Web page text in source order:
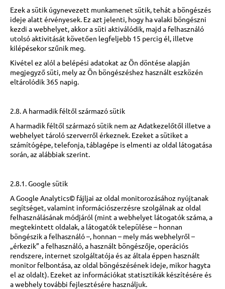
Ezek a sütik úgynevezett munkamenet sütik, tehát a böngészés
ideje alatt érvényesek. Ez azt jelenti, hogy ha valaki böngészni
kezdi a webhelyet, akkor a süti aktiválódik, majd a felhasználó
utolsó aktivitását követően legfeljebb 15 percig él, illetve
kilépésekor szűnik meg.
Kivétel ez alól a belépési adatokat az Ön döntése alapján
megjegyző süti, mely az Ön böngészéshez használt eszközén
eltárolódik 365 napig.
2.8. A harmadik féltől származó sütik
A harmadik féltől származó sütik nem az Adatkezelőtől illetve a
webhelyet tároló szerverről érkeznek. Ezeket a sütiket a
számítógépe, telefonja, táblagépe is elmenti az oldal látogatása
során, az alábbiak szerint.
2.8.1. Google sütik
A Google Analytics© fájljai az oldal monitorozásához nyújtanak
segítséget, valamint információszerzésre szolgálnak az oldal
felhasználásának módjáról (mint a webhelyet látogatók száma, a
megtekintett oldalak, a látogatók települése – honnan
böngészik a felhasználó –, honnan – mely más webhelyről –
„érkezik” a felhasználó, a használt böngészője, operációs
rendszere, internet szolgáltatója és az általa éppen használt
monitor felbontása, az oldal böngészésének ideje, mikor hagyta
el az oldalt). Ezeket az információkat statisztikák készítésére és
a webhely további fejlesztésére használjuk.